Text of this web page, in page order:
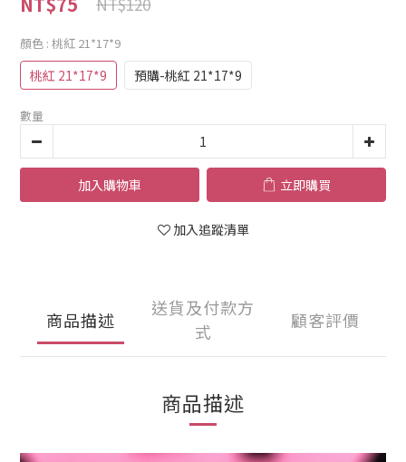
顏色 : 桃紅 21*17*9
桃紅 21*17*9 預購-桃紅 21*17*9
數量
加入購物車 立即購買
加入追蹤清單
商品描述
送貨及付款方
式
顧客評價
商品描述